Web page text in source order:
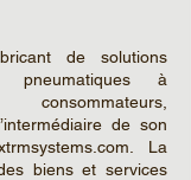
de solutions
pneumatiques à
de son
La
biens et services